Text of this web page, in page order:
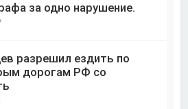
за одно нарушение.
разрешил ездить по
дорогам РФ со